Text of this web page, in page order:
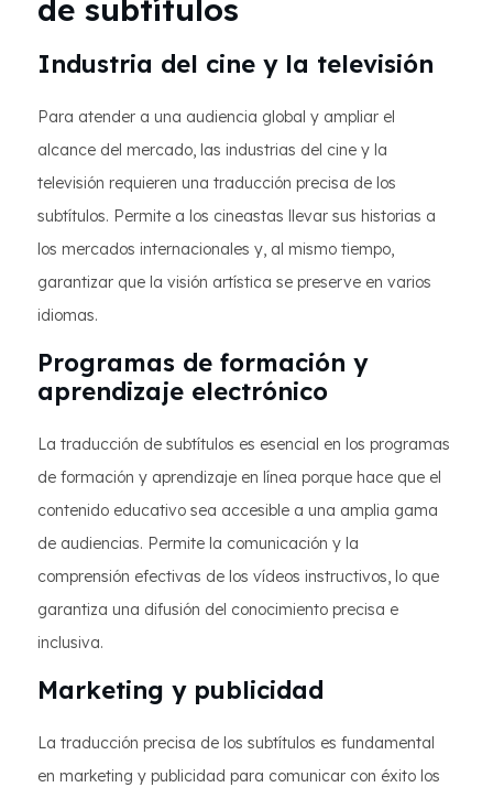
de subtítulos
Industria del cine y la televisión
Para atender a una audiencia global y ampliar el
alcance del mercado, las industrias del cine y la
televisión requieren una traducción precisa de los
subtítulos. Permite a los cineastas llevar sus historias a
los mercados internacionales y, al mismo tiempo,
garantizar que la visión artística se preserve en varios
idiomas.
Programas de formación y
aprendizaje electrónico
La traducción de subtítulos es esencial en los programas
de formación y aprendizaje en línea porque hace que el
contenido educativo sea accesible a una amplia gama
de audiencias. Permite la comunicación y la
comprensión efectivas de los vídeos instructivos, lo que
garantiza una difusión del conocimiento precisa e
inclusiva.
Marketing y publicidad
La traducción precisa de los subtítulos es fundamental
en marketing y publicidad para comunicar con éxito los